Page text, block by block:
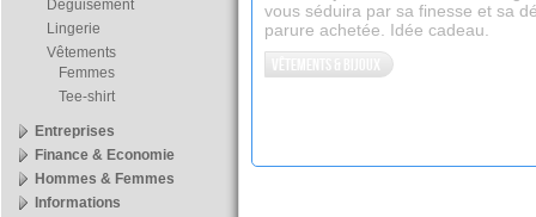
vous séduira par sa finesse et sa
parure achetée. Idée cadeau.
Vêtements & bijoux
Déguisement
Lingerie
Vêtements
Femmes
Tee-shirt
Entreprises
Finance & Economie
Hommes & Femmes
Informations